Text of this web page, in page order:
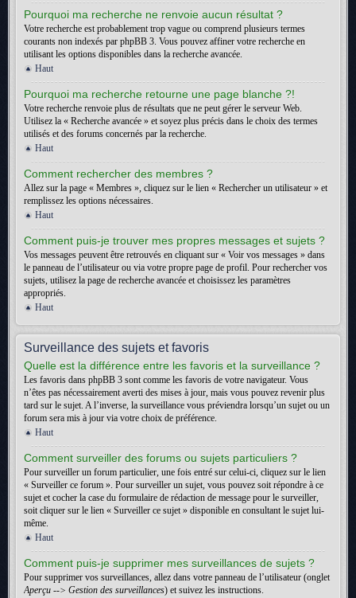
Pourquoi ma recherche ne renvoie aucun résultat ?
Votre recherche est probablement trop vague ou comprend plusieurs termes
courants non indexés par phpBB 3. Vous pouvez affiner votre recherche en
utilisant les options disponibles dans la recherche avancée.
Haut
Pourquoi ma recherche retourne une page blanche ?!
Votre recherche renvoie plus de résultats que ne peut gérer le serveur Web.
Utilisez la « Recherche avancée » et soyez plus précis dans le choix des termes
utilisés et des forums concernés par la recherche.
Haut
Comment rechercher des membres ?
Allez sur la page « Membres », cliquez sur le lien « Rechercher un utilisateur » et
remplissez les options nécessaires.
Haut
Comment puis-je trouver mes propres messages et sujets ?
Vos messages peuvent être retrouvés en cliquant sur « Voir vos messages » dans
le panneau de l’utilisateur ou via votre propre page de profil. Pour rechercher vos
sujets, utilisez la page de recherche avancée et choisissez les paramètres
appropriés.
Haut
Surveillance des sujets et favoris
Quelle est la différence entre les favoris et la surveillance ?
Les favoris dans phpBB 3 sont comme les favoris de votre navigateur. Vous
n’êtes pas nécessairement averti des mises à jour, mais vous pouvez revenir plus
tard sur le sujet. A l’inverse, la surveillance vous préviendra lorsqu’un sujet ou un
forum sera mis à jour via votre choix de préférence.
Haut
Comment surveiller des forums ou sujets particuliers ?
Pour surveiller un forum particulier, une fois entré sur celui-ci, cliquez sur le lien
« Surveiller ce forum ». Pour surveiller un sujet, vous pouvez soit répondre à ce
sujet et cocher la case du formulaire de rédaction de message pour le surveiller,
soit cliquer sur le lien « Surveiller ce sujet » disponible en consultant le sujet lui-
même.
Haut
Comment puis-je supprimer mes surveillances de sujets ?
Pour supprimer vos surveillances, allez dans votre panneau de l’utilisateur (onglet
Aperçu --> Gestion des surveillances) et suivez les instructions.